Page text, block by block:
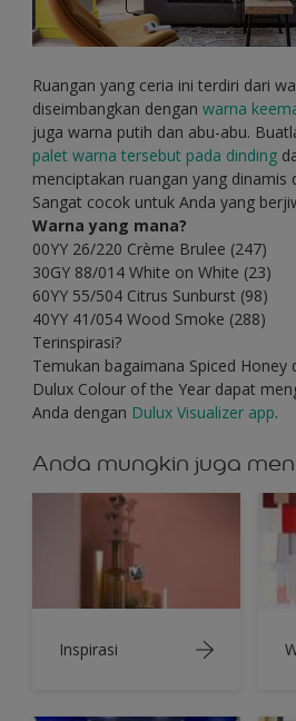
Ruangan yang ceria ini terdiri dari
diseimbangkan dengan warna
juga warna putih dan abu-abu.
palet warna tersebut pada dinding
menciptakan ruangan yang dinamis
Sangat cocok untuk Anda yang
Warna yang mana?
00YY 26/220 Crème Brulee (247)
30GY 88/014 White on White (23)
60YY 55/504 Citrus Sunburst (98)
40YY 41/054 Wood Smoke (288)
Terinspirasi?
Temukan bagaimana Spiced Honey
Dulux Colour of the Year dapat
Anda dengan Dulux Visualizer app.
Anda mungkin juga
Inspirasi